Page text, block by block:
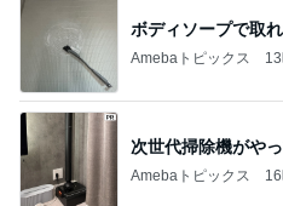
ボディソープで取
Amebaトピックス
次世代掃除機がや
Amebaトピックス